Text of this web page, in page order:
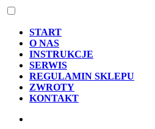
START
O NAS
INSTRUKCJE
SERWIS
REGULAMIN SKLEPU
ZWROTY
KONTAKT